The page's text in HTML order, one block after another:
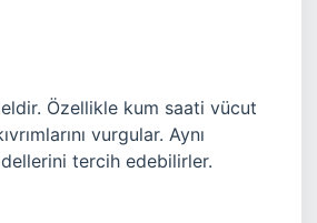
Özellikle kum saati vücut
vurgular. Aynı
tercih edebilirler.